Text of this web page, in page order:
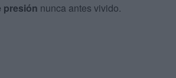
presión nunca antes vivido.